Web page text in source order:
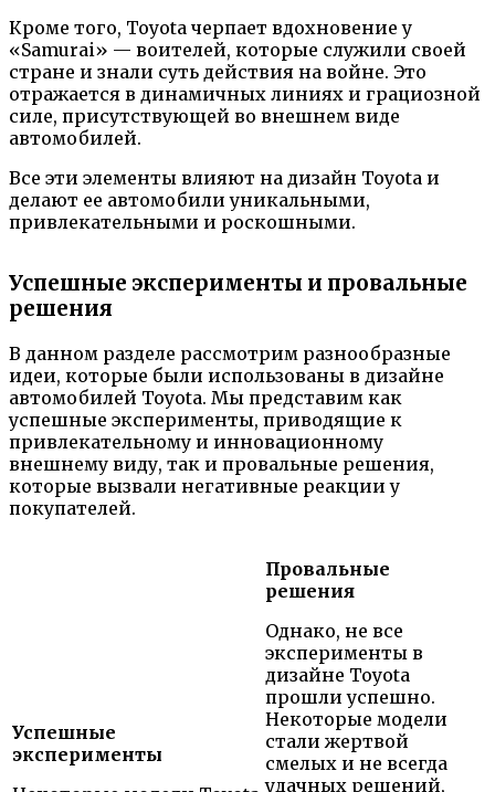
Кроме того, Toyota черпает вдохновение у
«Samurai» — воителей, которые служили своей
стране и знали суть действия на войне. Это
отражается в динамичных линиях и грациозной
силе, присутствующей во внешнем виде
автомобилей.
Все эти элементы влияют на дизайн Toyota и
делают ее автомобили уникальными,
привлекательными и роскошными.
Успешные эксперименты и провальные
решения
В данном разделе рассмотрим разнообразные
идеи, которые были использованы в дизайне
автомобилей Toyota. Мы представим как
успешные эксперименты, приводящие к
привлекательному и инновационному
внешнему виду, так и провальные решения,
которые вызвали негативные реакции у
покупателей.
Успешные
эксперименты
Провальные
решения
Однако, не все
эксперименты в
дизайне Toyota
прошли успешно.
Некоторые модели
стали жертвой
смелых и не всегда
удачных решений,